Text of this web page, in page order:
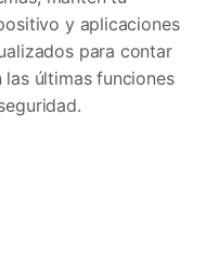
y aplicaciones
para contar
las últimas funciones